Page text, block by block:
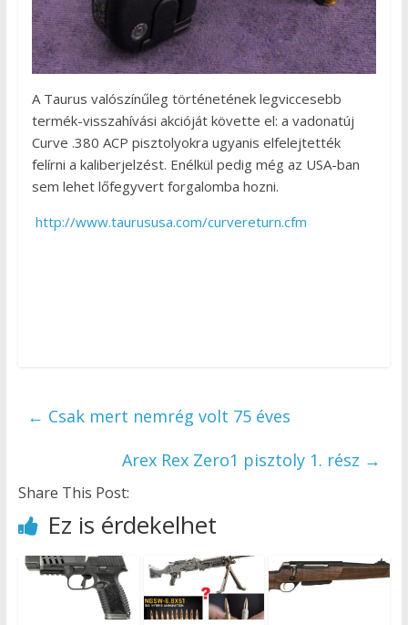
A Taurus valószínűleg történetének legviccesebb
termék-visszahívási akcióját követte el: a vadonatúj
Curve .380 ACP pisztolyokra ugyanis elfelejtették
felírni a kaliberjelzést. Enélkül pedig még az USA-ban
sem lehet lőfegyvert forgalomba hozni.
http://www.taurususa.com/curvereturn.cfm
← Csak mert nemrég volt 75 éves
Arex Rex Zero1 pisztoly 1. rész →
Share This Post:
Ez is érdekelhet